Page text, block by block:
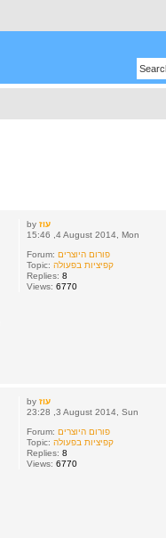
byעוז
15:46 ,4 August 2014, Mon
Forum:פורום היוצרים
Topic:קפיציות בפעולה
Replies:8
Views:6770
byעוז
23:28 ,3 August 2014, Sun
Forum:פורום היוצרים
Topic:קפיציות בפעולה
Replies:8
Views:6770